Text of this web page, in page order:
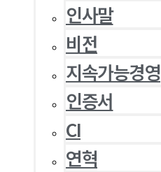
인사말
비전
지속가능경영
인증서
CI
연혁